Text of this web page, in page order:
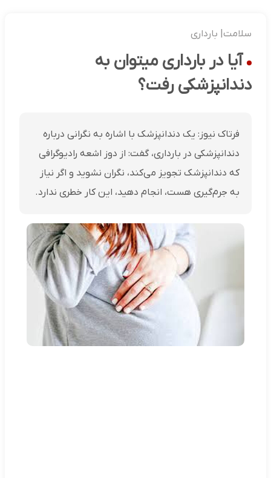
سلامت| بارداری
آیا در بارداری میتوان به
دندانپزشکی رفت؟
فرتاک نیوز: یک دندانپزشک با اشاره به نگرانی درباره
دندانپزشکی در بارداری، گفت: از دوز اشعه رادیوگرافی
که دندانپزشک تجویز می‌کند، نگران نشوید و اگر نیاز
به جرم‌گیری هست، انجام دهید، این کار خطری ندارد.